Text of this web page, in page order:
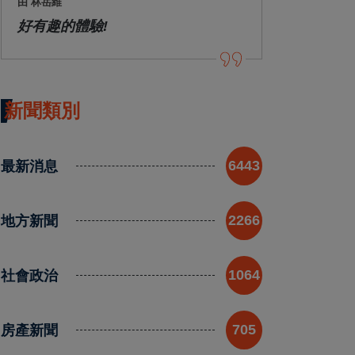
好有趣的體驗!
新聞類別
最新消息 6443
地方新聞 2266
社會政治 1064
房產新聞 705